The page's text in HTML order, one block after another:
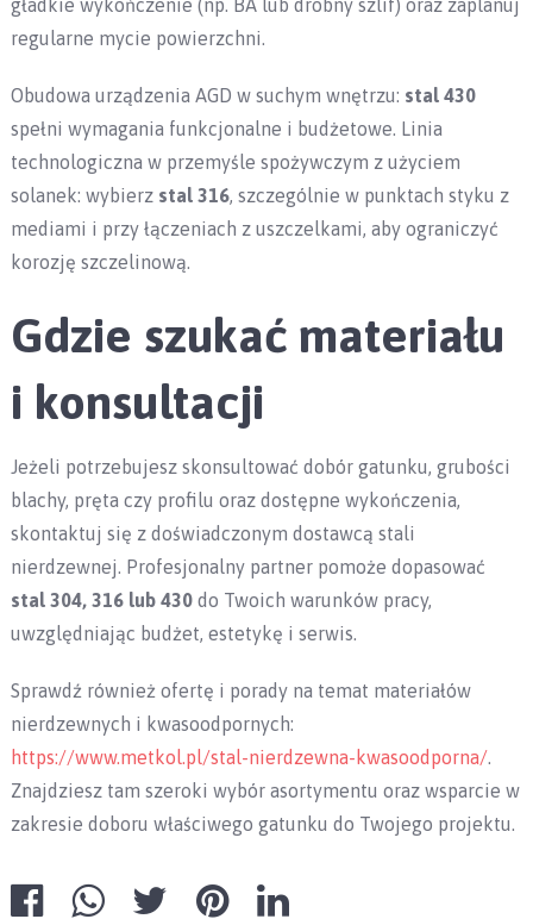
gładkie wykończenie (np. BA lub drobny szlif) oraz zaplanuj
regularne mycie powierzchni.
Obudowa urządzenia AGD w suchym wnętrzu: stal 430
spełni wymagania funkcjonalne i budżetowe. Linia
technologiczna w przemyśle spożywczym z użyciem
solanek: wybierz stal 316, szczególnie w punktach styku z
mediami i przy łączeniach z uszczelkami, aby ograniczyć
korozję szczelinową.
Gdzie szukać materiału
i konsultacji
Jeżeli potrzebujesz skonsultować dobór gatunku, grubości
blachy, pręta czy profilu oraz dostępne wykończenia,
skontaktuj się z doświadczonym dostawcą stali
nierdzewnej. Profesjonalny partner pomoże dopasować
stal 304, 316 lub 430do Twoich warunków pracy,
uwzględniając budżet, estetykę i serwis.
Sprawdź również ofertę i porady na temat materiałów
nierdzewnych i kwasoodpornych:
https://www.metkol.pl/stal-nierdzewna-kwasoodporna/.
Znajdziesz tam szeroki wybór asortymentu oraz wsparcie w
zakresie doboru właściwego gatunku do Twojego projektu.